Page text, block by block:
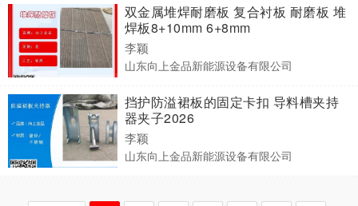
双金属堆焊耐磨板 复合衬板 耐磨板 堆
焊板8+10mm 6+8mm
李颖
山东向上金品新能源设备有限公司
挡护防溢裙板的固定卡扣 导料槽夹持
器夹子2026
李颖
山东向上金品新能源设备有限公司